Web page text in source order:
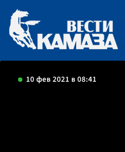
10 фев 2021 в 08:41